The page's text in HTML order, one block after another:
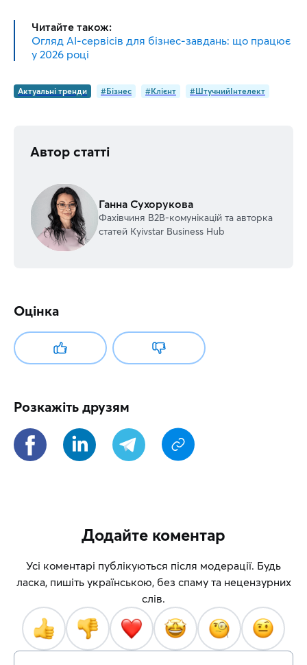
Читайте також:
Огляд AI-сервісів для бізнес-завдань: що працює
у 2026 році
Актуальні тренди #Бізнес #Клієнт #ШтучнийІнтелект
Автор статті
Ганна Сухорукова
Фахівчиня В2В-комунікацій та авторка
статей Kyivstar Business Hub
Оцінка
Розкажіть друзям
Додайте коментар
Усі коментарі публікуються після модерації. Будь
ласка, пишіть українською, без спаму та нецензурних
слів.